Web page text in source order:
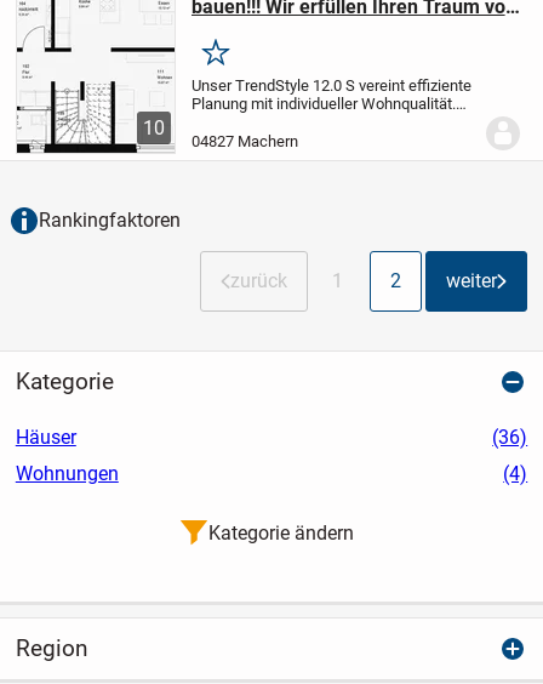
10
bauen!!! Wir erfüllen Ihren Traum vom
Merken
Unser TrendStyle 12.0 S vereint effiziente
Planung mit individueller Wohnqualität.
auf zwei Geschossen - für wundervolle
Momente mit der Familie und mit...
04827 Machern
Rankingfaktoren
zurück 1 2 weiter
Kategorie
Häuser
(36)
Wohnungen
(4)
Kategorie ändern
Region